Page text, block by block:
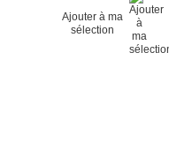
Ajouter à ma
sélection